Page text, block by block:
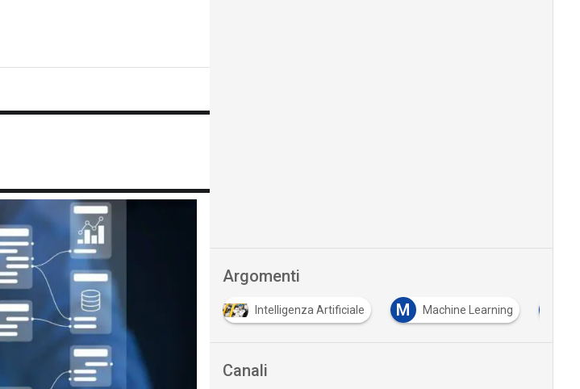
Argomenti
Intelligenza Artificiale M Machine Learning T
Canali